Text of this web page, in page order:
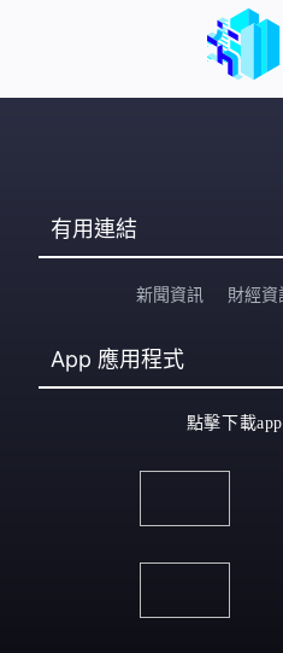
有用連結
新聞資訊 財經資
App 應用程式
點擊下載